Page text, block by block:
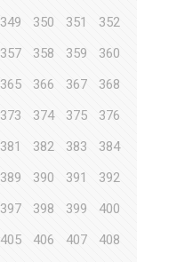
349 350 351
352
357 358 359
360
365 366 367
368
373 374 375
376
381 382 383
384
389 390 391
392
397 398 399
400
405 406 407
408